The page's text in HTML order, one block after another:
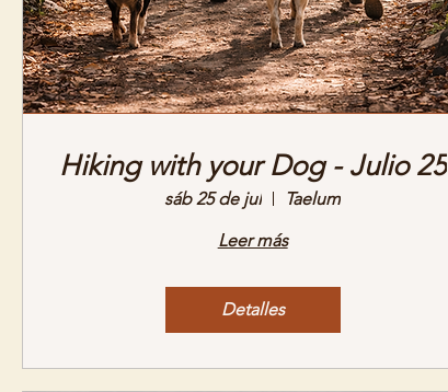
Hiking with your Dog - Julio 25
sáb 25 de jul
Taelum
Leer más
Detalles